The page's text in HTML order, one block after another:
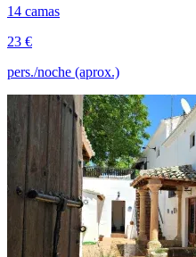
14 camas
23 €
pers./noche (aprox.)